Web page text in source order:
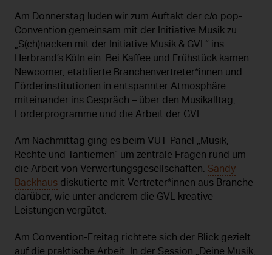
Am Donnerstag luden wir zum Auftakt der c/o pop-
Convention gemeinsam mit der Initiative Musik zu
„S(ch)nacken mit der Initiative Musik & GVL“ ins
Herbrand’s Köln ein. Bei Kaffee und Frühstück kamen
Newcomer, etablierte Branchenvertreter*innen und
Förderinstitutionen in entspannter Atmosphäre
miteinander ins Gespräch – über den Musikalltag,
Förderprogramme und die Arbeit der GVL.
Am Nachmittag ging es beim VUT-Panel „Musik,
Rechte und Tantiemen“ um zentrale Fragen rund um
die Arbeit von Verwertungsgesellschaften. Sandy
Backhaus diskutierte mit Vertreter*innen aus Branche
darüber, wie unter anderem die GVL kreative
Leistungen vergütet.
Am Convention-Freitag richtete sich der Blick gezielt
auf die praktische Arbeit. In der Session „Deine Musik,